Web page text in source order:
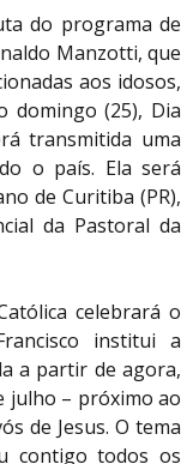
do programa de
Manzotti, que
aos idosos,
domingo (25), Dia
transmitida uma
o país. Ela será
de Curitiba (PR),
da Pastoral da
celebrará o
institui a
a partir de agora,
julho – próximo ao
de Jesus. O tema
contigo todos os